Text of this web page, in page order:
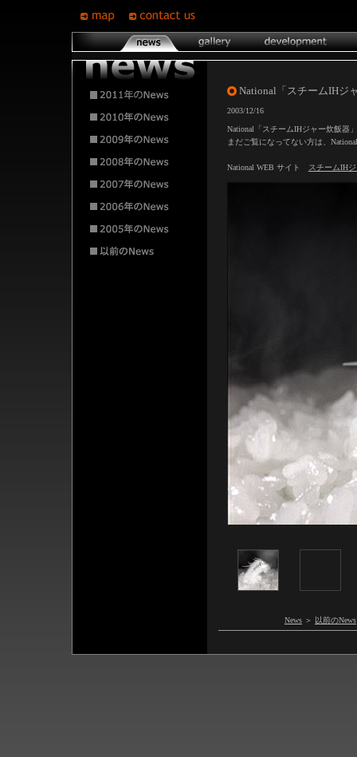
National「スチームIHジ
2003/12/16
National「スチームIHジャー炊飯器
まだご覧になってない方は、
National WEB サイト スチームIH
News ＞ 以前のNews